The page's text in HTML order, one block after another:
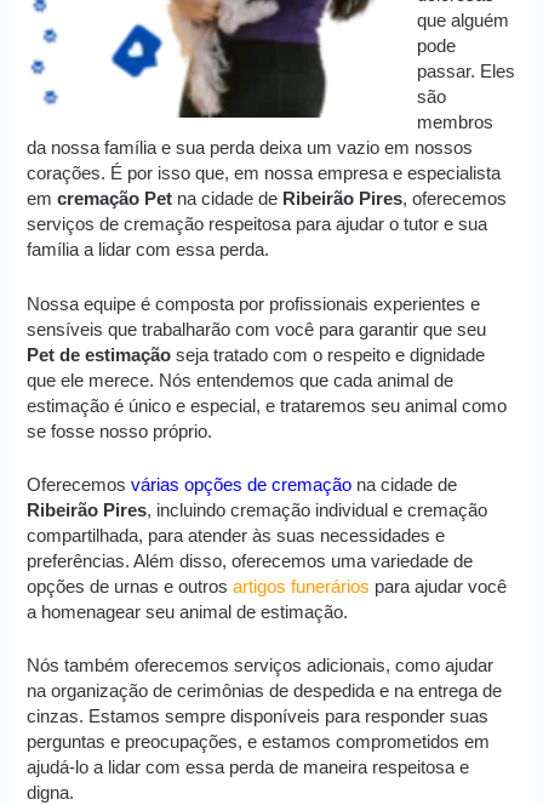
que alguém
pode
passar. Eles
são
membros
da nossa família e sua perda deixa um vazio em nossos
corações. É por isso que, em nossa empresa e especialista
emcremação Pet na cidade de Ribeirão Pires, oferecemos
serviços de cremação respeitosa para ajudar o tutor e sua
família a lidar com essa perda.
Nossa equipe é composta por profissionais experientes e
sensíveis que trabalharão com você para garantir que seu
Pet de estimação seja tratado com o respeito e dignidade
que ele merece. Nós entendemos que cada animal de
estimação é único e especial, e trataremos seu animal como
se fosse nosso próprio.
Oferecemosvárias opções de cremação na cidade de
Ribeirão Pires, incluindo cremação individual e cremação
compartilhada, para atender às suas necessidades e
preferências. Além disso, oferecemos uma variedade de
opções de urnas e outrosartigos funerários para ajudar você
a homenagear seu animal de estimação.
Nós também oferecemos serviços adicionais, como ajudar
na organização de cerimônias de despedida e na entrega de
cinzas. Estamos sempre disponíveis para responder suas
perguntas e preocupações, e estamos comprometidos em
ajudá-lo a lidar com essa perda de maneira respeitosa e
digna.